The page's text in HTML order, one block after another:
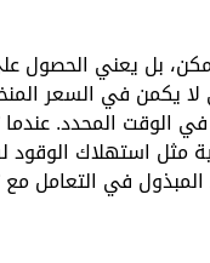
بل يعني الحصول
لا يكمن في السعر
الوقت المحدد. عندما
مثل استهلاك الوقود
المبذول في التعامل